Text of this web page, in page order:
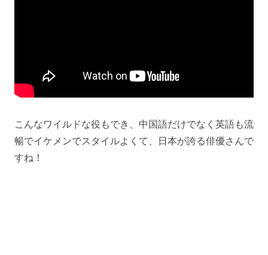
こんなワイルドな役もでき、中国語だけでなく英語も流
暢でイケメンでスタイルよくて、日本が誇る俳優さんで
すね！